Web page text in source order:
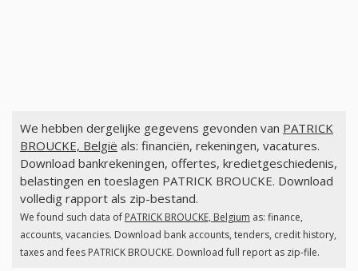
We hebben dergelijke gegevens gevonden van PATRICK
BROUCKE, België als: financiën, rekeningen, vacatures.
Download bankrekeningen, offertes, kredietgeschiedenis,
belastingen en toeslagen PATRICK BROUCKE. Download
volledig rapport als zip-bestand.
We found such data of PATRICK BROUCKE, Belgium as: finance,
accounts, vacancies. Download bank accounts, tenders, credit history,
taxes and fees PATRICK BROUCKE. Download full report as zip-file.